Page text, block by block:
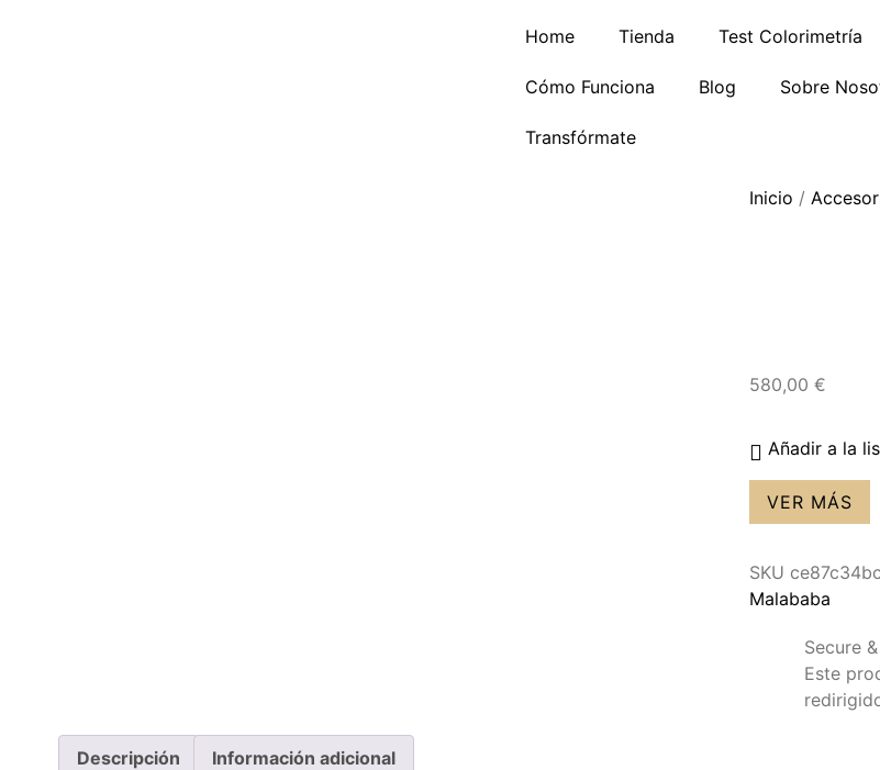
Home Tienda Test Colorimetría
Cómo Funciona Blog Sobre
Transfórmate
Inicio /
580,00 €
Añadir a la
VER MÁS
SKU
Malababa
Secure
Este
Descripción Información adicional